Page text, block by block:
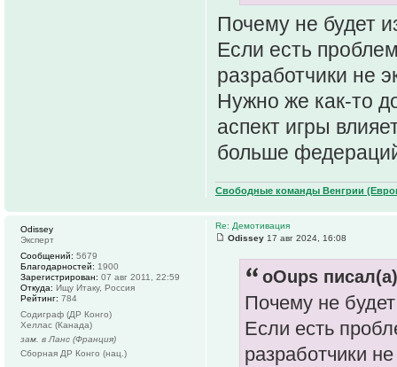
Почему не будет
Если есть
разработчики не
Нужно же как-то
аспект игры
больше
Свободные команды Венгрии
Re: Демотивация
Odissey 17 авг 2024, 16:08
oOups
Почему не
Если есть
разработчики
Odissey
Эксперт
Сообщений: 5679
Благодарностей: 1900
Зарегистрирован: 07 авг 2011, 22:59
Откуда: Ищу Итаку, Россия
Рейтинг: 784
Содиграф (ДР Конго)
Хеллас (Канада)
зам. в Ланс (Франция)
Сборная ДР Конго (нац.)